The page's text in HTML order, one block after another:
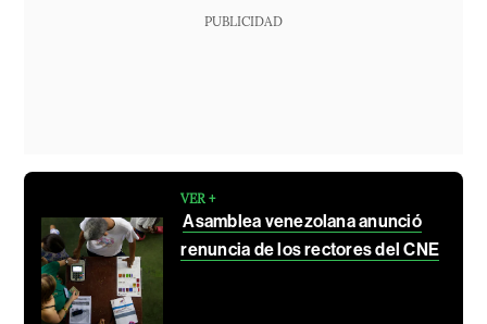
PUBLICIDAD
VER +
Asamblea venezolana anunció
renuncia de los rectores del CNE